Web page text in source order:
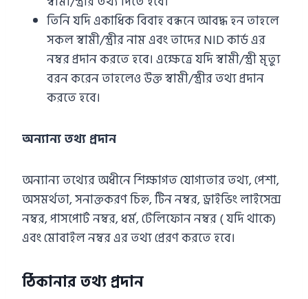
তিনি যদি একাধিক বিবাহ বন্ধনে আবদ্ধ হন তাহলে
সকল স্বামী/স্ত্রীর নাম এবং তাদের NID কার্ড এর
নম্বর প্রদান করতে হবে। এক্ষেত্রে যদি স্বামী/স্ত্রী মৃত্যু
বরন করেন তাহলেও উক্ত স্বামী/স্ত্রীর তথ্য প্রদান
করতে হবে।
অন্যান্য তথ্য প্রদান
অন্যান্য তথ্যের অধীনে শিক্ষাগত যোগ্যতার তথ্য, পেশা,
অসমর্থতা, সনাক্তকরণ চিহ্ন, টিন নম্বর, ড্রাইভিং লাইসেন্স
নম্বর, পাসপোর্ট নম্বর, ধর্ম, টেলিফোন নম্বর ( যদি থাকে)
এবং মোবাইল নম্বর এর তথ্য প্রেরণ করতে হবে।
ঠিকানার তথ্য প্রদান